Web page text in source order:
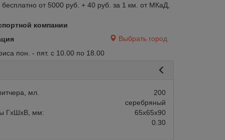
бесплатно от 5000 руб. + 40 руб. за 1 км. от МКаД,
компании
Выбрать город
пон. - пят. с 10.00 по 18.00
мл.
200
серебряный
ГхШхВ, мм:
65х65х90
0.30